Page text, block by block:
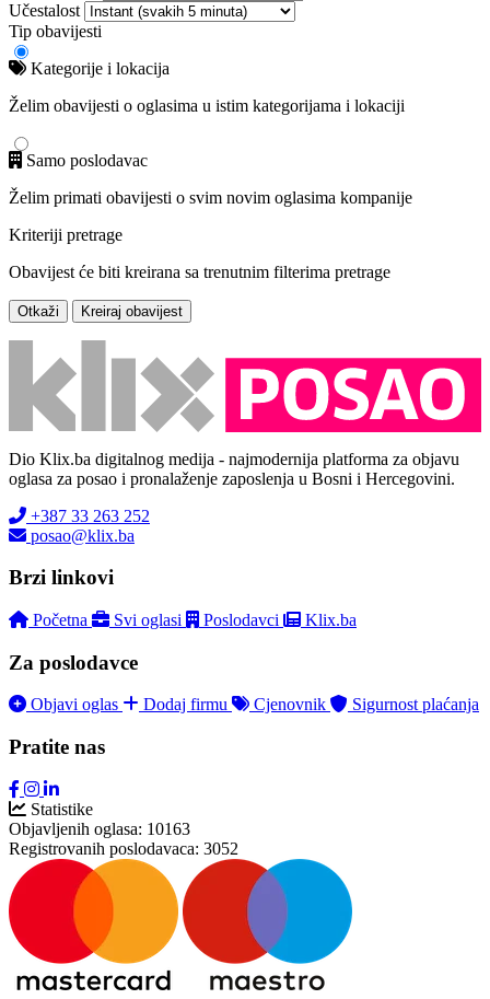
Učestalost
Tip obavijesti
Kategorije i lokacija
Želim obavijesti o oglasima u istim kategorijama i lokaciji
Samo poslodavac
Želim primati obavijesti o svim novim oglasima kompanije
Kriteriji pretrage
Obavijest će biti kreirana sa trenutnim filterima pretrage
Otkaži Kreiraj obavijest
Dio Klix.ba digitalnog medija - najmodernija platforma za objavu
oglasa za posao i pronalaženje zaposlenja u Bosni i Hercegovini.
+387 33 263 252
posao@klix.ba
Brzi linkovi
Početna Svi oglasi Poslodavci Klix.ba
Za poslodavce
Objavi oglas Dodaj firmu Cjenovnik Sigurnost plaćanja
Pratite nas
Statistike
Objavljenih oglasa: 10163
Registrovanih poslodavaca: 3052